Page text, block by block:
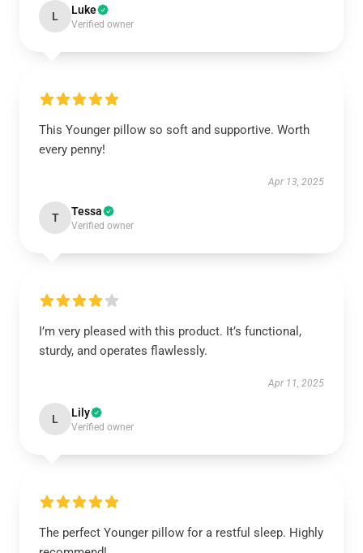
L Luke
Verified owner
This Younger pillow so soft and supportive. Worth
every penny!
Apr 13, 2025
T Tessa
Verified owner
I’m very pleased with this product. It’s functional,
sturdy, and operates flawlessly.
Apr 11, 2025
L Lily
Verified owner
The perfect Younger pillow for a restful sleep. Highly